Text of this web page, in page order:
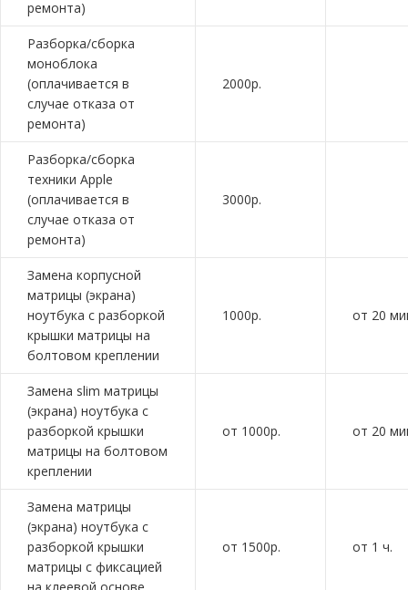
ремонта)
Разборка/сборка
моноблока
(оплачивается в
случае отказа от
ремонта)
2000р.
Разборка/сборка
техники Apple
(оплачивается в
случае отказа от
ремонта)
3000р.
Замена корпусной
матрицы (экрана)
ноутбука с разборкой
крышки матрицы на
болтовом креплении
1000р. от 20
Замена slim матрицы
(экрана) ноутбука с
разборкой крышки
матрицы на болтовом
креплении
от 1000р. от 20
Замена матрицы
(экрана) ноутбука с
разборкой крышки
матрицы с фиксацией
на клеевой основе
от 1500р. от 1 ч.